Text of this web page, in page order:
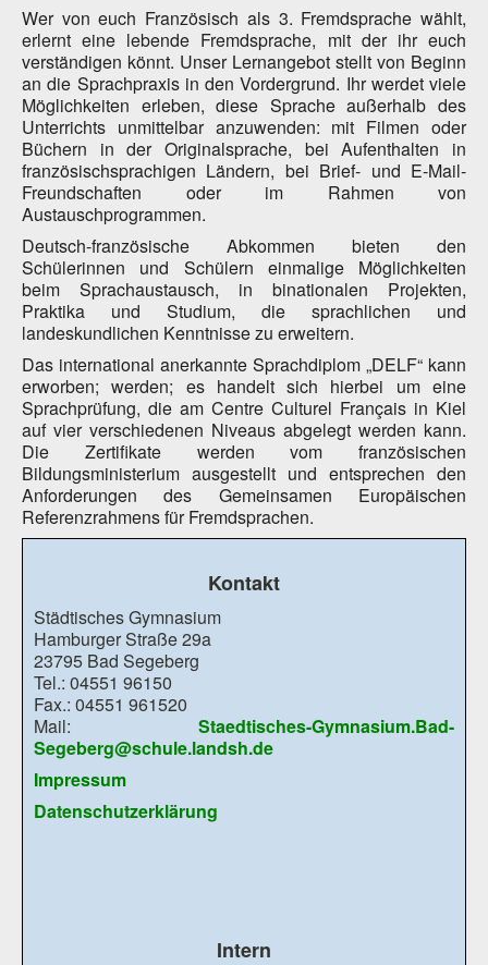
Wer von euch Französisch als 3. Fremdsprache wählt,
erlernt eine lebende Fremdsprache, mit der ihr euch
verständigen könnt. Unser Lernangebot stellt von Beginn
an die Sprachpraxis in den Vordergrund. Ihr werdet viele
Möglichkeiten erleben, diese Sprache außerhalb des
Unterrichts unmittelbar anzuwenden: mit Filmen oder
Büchern in der Originalsprache, bei Aufenthalten in
französischsprachigen Ländern, bei Brief- und E-Mail-
Freundschaften oder im Rahmen von
Austauschprogrammen.
Deutsch-französische Abkommen bieten den
Schülerinnen und Schülern einmalige Möglichkeiten
beim Sprachaustausch, in binationalen Projekten,
Praktika und Studium, die sprachlichen und
landeskundlichen Kenntnisse zu erweitern.
Das international anerkannte Sprachdiplom „DELF“ kann
erworben; werden; es handelt sich hierbei um eine
Sprachprüfung, die am Centre Culturel Français in Kiel
auf vier verschiedenen Niveaus abgelegt werden kann.
Die Zertifikate werden vom französischen
Bildungsministerium ausgestellt und entsprechen den
Anforderungen des Gemeinsamen Europäischen
Referenzrahmens für Fremdsprachen.
Kontakt
Städtisches Gymnasium
Hamburger Straße 29a
23795 Bad Segeberg
Tel.: 04551 96150
Fax.: 04551 961520
Mail: Staedtisches-Gymnasium.Bad-
Segeberg@schule.landsh.de
Impressum
Datenschutzerklärung
Intern